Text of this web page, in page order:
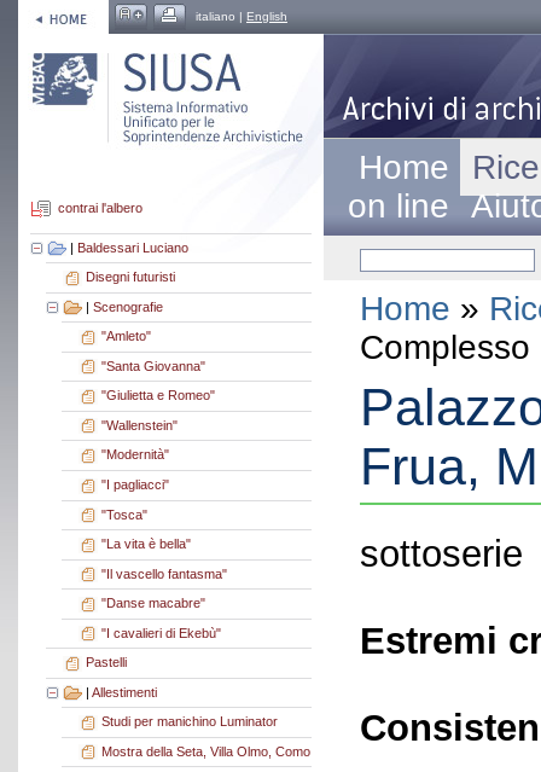
italiano | English
contrai l'albero
| Baldessari Luciano
Disegni futuristi
| Scenografie
"Amleto"
"Santa Giovanna"
"Giulietta e Romeo"
"Wallenstein"
"Modernità"
"I pagliacci"
"Tosca"
"La vita è bella"
"Il vascello fantasma"
"Danse macabre"
"I cavalieri di Ekebù"
Pastelli
| Allestimenti
Studi per manichino Luminator
Mostra della Seta, Villa Olmo, Como
Home
on line
Home »
Frua,
sottoserie
Estremi